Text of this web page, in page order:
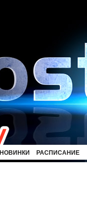
НОВИНКИ РАСПИСАНИЕ